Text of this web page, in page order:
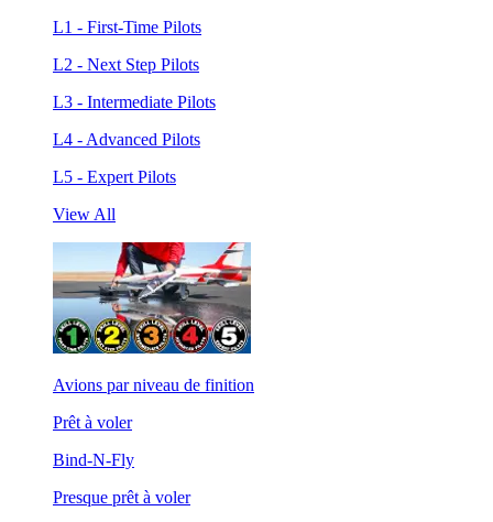
L1 - First-Time Pilots
L2 - Next Step Pilots
L3 - Intermediate Pilots
L4 - Advanced Pilots
L5 - Expert Pilots
View All
Avions par niveau de finition
Prêt à voler
Bind-N-Fly
Presque prêt à voler